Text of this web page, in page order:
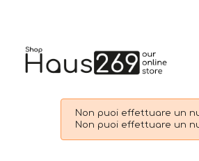
Non puoi effettuare un
Non puoi effettuare un